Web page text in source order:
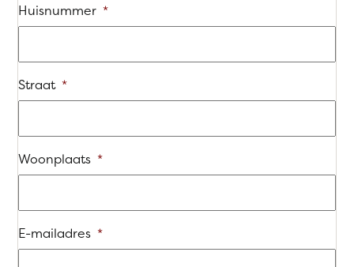
Huisnummer *
Straat *
Woonplaats *
E-mailadres *